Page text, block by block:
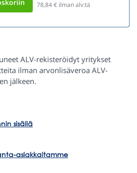
78,84€ ilman alv:tä
ALV-rekisteröidyt yritykset
ilman arvonlisäveroa ALV-
jälkeen.
sisällä
asiakkaitamme